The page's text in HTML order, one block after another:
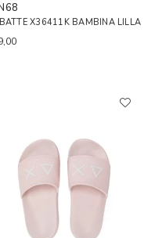
X36411K BAMBINA LILLA